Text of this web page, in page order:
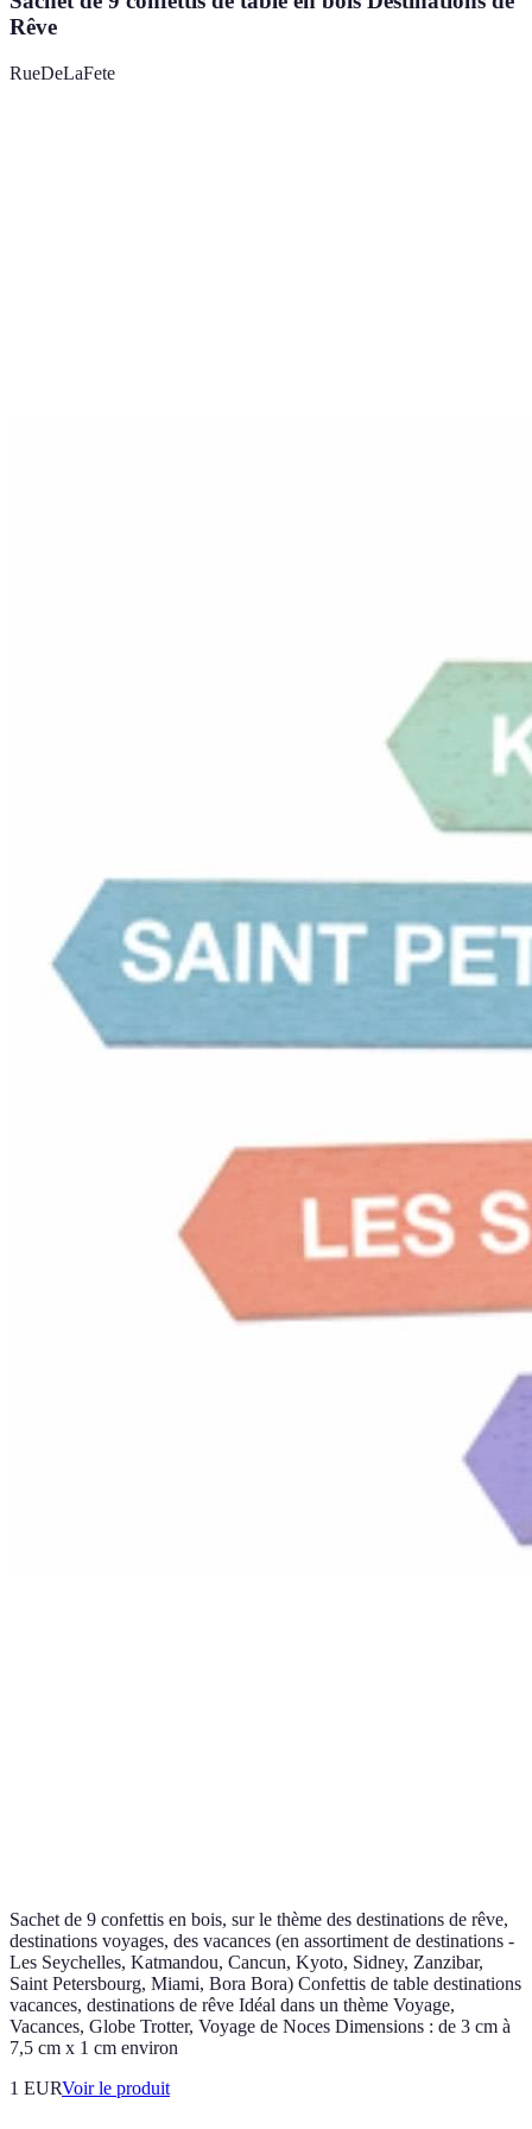
Rêve
RueDeLaFete
Sachet de 9 confettis en bois, sur le thème des destinations de rêve,
destinations voyages, des vacances (en assortiment de destinations -
Les Seychelles, Katmandou, Cancun, Kyoto, Sidney, Zanzibar,
Saint Petersbourg, Miami, Bora Bora) Confettis de table destinations
vacances, destinations de rêve Idéal dans un thème Voyage,
Vacances, Globe Trotter, Voyage de Noces Dimensions : de 3 cm à
7,5 cm x 1 cm environ
1 EURVoir le produit